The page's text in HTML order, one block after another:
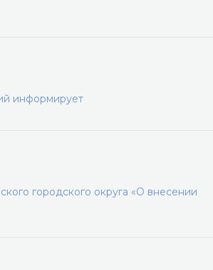
информирует
городского округа «О внесении